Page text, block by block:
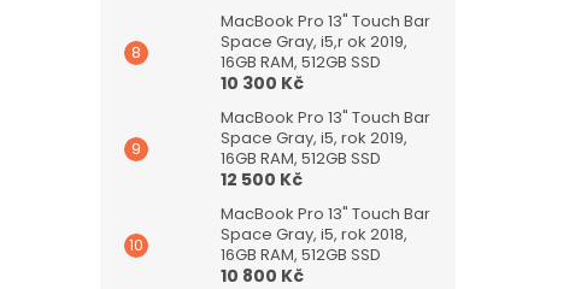
MacBook Pro 13" Touch Bar
Space Gray, i5,r ok 2019,
16GB RAM, 512GB SSD
10 300 Kč
MacBook Pro 13" Touch Bar
Space Gray, i5, rok 2019,
16GB RAM, 512GB SSD
12 500 Kč
MacBook Pro 13" Touch Bar
Space Gray, i5, rok 2018,
16GB RAM, 512GB SSD
10 800 Kč